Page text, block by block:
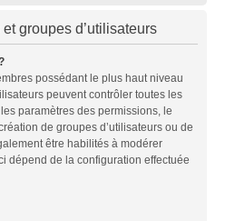
groupes d’utilisateurs
possédant le plus haut niveau
peuvent contrôler toutes les
paramètres des permissions, le
de groupes d’utilisateurs ou de
être habilités à modérer
dépend de la configuration effectuée